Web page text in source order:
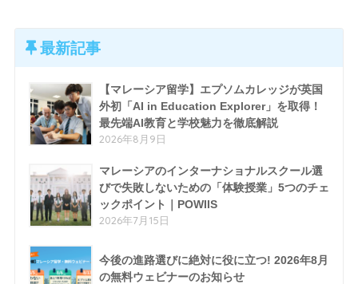
最新記事
【マレーシア留学】エプソムカレッジが英国
外初「AI in Education Explorer」を取得！
最先端AI教育と学校魅力を徹底解説
2026年8月9日
マレーシアのインターナショナルスクール選
びで失敗しないための「体験授業」5つのチェ
ックポイント｜POWIIS
2026年7月15日
今後の進路選びに絶対に役に立つ! 2026年8月
の無料ウェビナーのお知らせ